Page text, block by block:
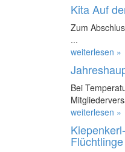
Kita Auf
Zum
...
weiterlesen »
Bei
weiterlesen »
Flüchtlinge